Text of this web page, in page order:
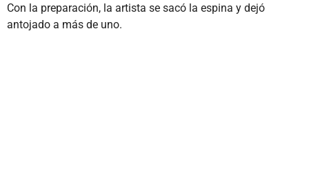
Con la preparación, la artista se sacó la espina y dejó
antojado a más de uno.